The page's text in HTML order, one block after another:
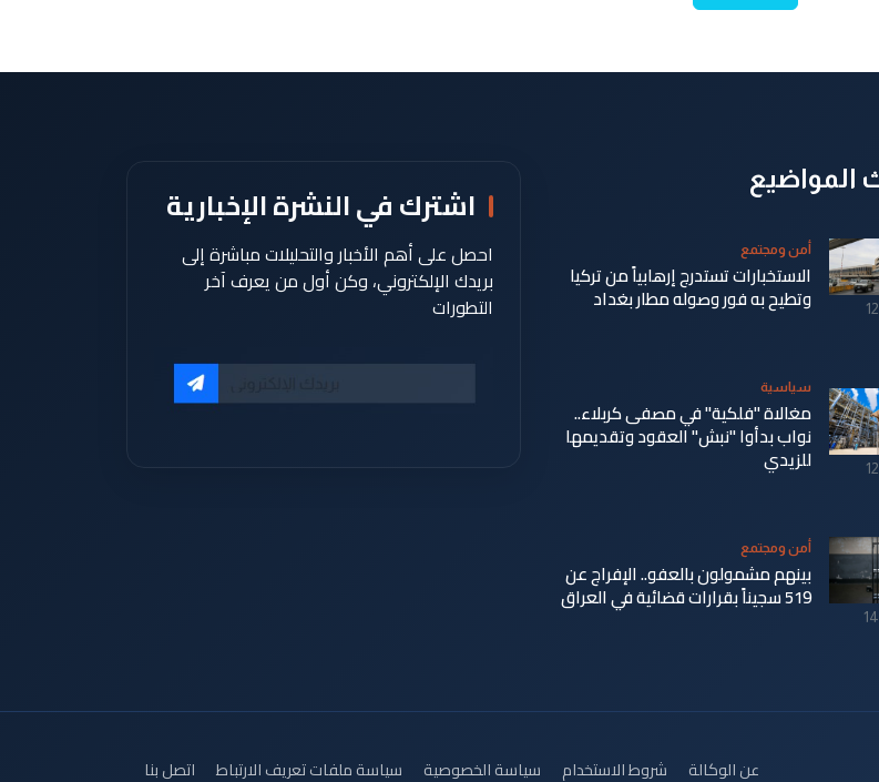
المواضيع
منذ 12
أمن ومجتمع
الاستخبارات تستدرج إرهابياً من تركيا
وتطيح به فور وصوله مطار بغداد
منذ 12
سياسية
مغالاة "فلكية" في مصفى كربلاء..
نواب بدأوا "نبش" العقود وتقديمها
للزيدي
منذ 14
أمن ومجتمع
بينهم مشمولون بالعفو.. الإفراج عن
519 سجيناً بقرارات قضائية في العراق
اشترك في النشرة الإخبارية
احصل على أهم الأخبار والتحليلات مباشرة إلى
بريدك الإلكتروني، وكن أول من يعرف آخر
التطورات
عن الوكالة شروط الاستخدام سياسة الخصوصية سياسة ملفات تعريف الارتباط اتصل بنا